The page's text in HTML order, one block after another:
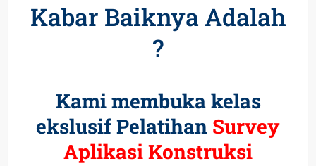
Kabar Baiknya Adalah
?
Kami membuka kelas
ekslusif Pelatihan Survey
Aplikasi Konstruksi